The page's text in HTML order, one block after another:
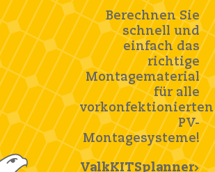
Berechnen Sie
schnell und
einfach das
richtige
Montagematerial
für alle
vorkonfektionierten
PV-
Montagesysteme!
ValkKITSplanner